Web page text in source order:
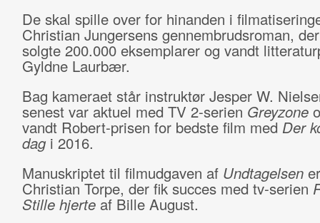
De skal spille over for hinanden i
Christian Jungersens gennembrudsroman,
solgte 200.000 eksemplarer og vandt
Gyldne Laurbær.
Bag kameraet står instruktør Jesper W.
senest var aktuel med TV 2-serien Greyzone
vandt Robert-prisen for bedste film med Der
dag i 2016.
Manuskriptet til filmudgaven af Undtagelsen
Christian Torpe, der fik succes med tv-serien
Stille hjerte af Bille August.